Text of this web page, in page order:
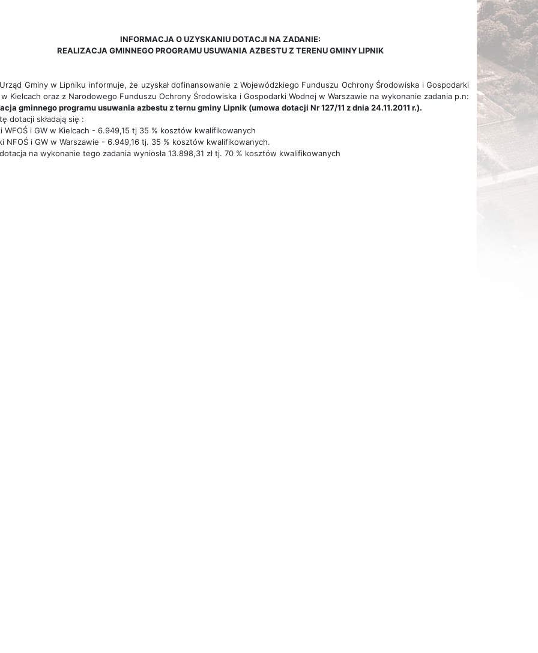
INFORMACJA O UZYSKANIU DOTACJI NA ZADANIE:
REALIZACJA GMINNEGO PROGRAMU USUWANIA AZBESTU Z TERENU GMINY LIPNIK
Urząd Gminy w Lipniku informuje, że uzyskał dofinansowanie z Wojewódzkiego Funduszu Ochrony Środowiska i Gospodarki
Kielcach oraz z Narodowego Funduszu Ochrony Środowiska i Gospodarki Wodnej w Warszawie na wykonanie zadania p.n:
gminnego programu usuwania azbestu z ternu gminy Lipnik (umowa dotacji Nr 127/11 z dnia 24.11.2011 r.).
dotacji składają się :
WFOŚ i GW w Kielcach - 6.949,15 tj 35 % kosztów kwalifikowanych
NFOŚ i GW w Warszawie - 6.949,16 tj. 35 % kosztów kwalifikowanych.
na wykonanie tego zadania wyniosła 13.898,31 zł tj. 70 % kosztów kwalifikowanych